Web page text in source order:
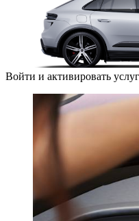
Войти и активировать